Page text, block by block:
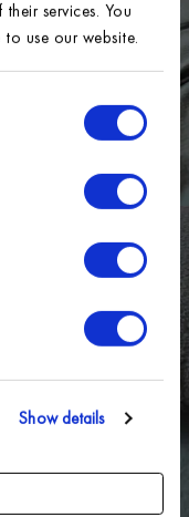
services. You
use our website.
Show details